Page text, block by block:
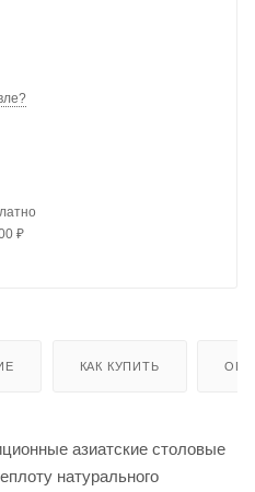
₽
КАК КУПИТЬ
азиатские столовые
натурального